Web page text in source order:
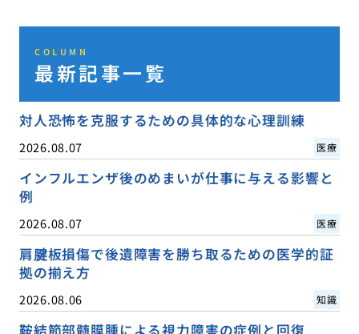
COLUMN
最新記事一覧
対人恐怖を克服するための具体的な心理訓練
2026.08.07 医療
インフルエンザ後のめまいが仕事に与える影響と
例
2026.08.07 医療
肩腱板損傷で後遺障害を勝ち取るための医学的証
拠の揃え方
2026.08.06 知識
鞍結節部髄膜腫による視力障害の症例と回復